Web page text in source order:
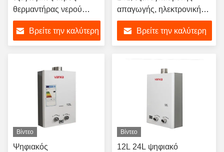
θερμαντήρας νερού
Αθόρυβη λειτουργία
Μόνιμη θερμοκρασία
Ηλεκτρονική ανάφλεξη
Βρείτε την καλύτερη
απαγωγής, ηλεκτρονικής
ανάφλεξης, αθόρυβος,
σχεδιασμός
εξοικονόμησης ενέργειας
Βρείτε την καλύτερη
Βίντεο
Ψηφιακός
Βίντεο
12L 24L ψηφιακό